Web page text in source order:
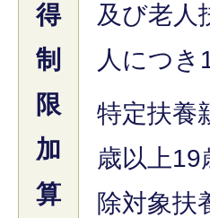
得
制
限
加
算
及び老人
人につき
特定扶養
歳以上19
除対象扶